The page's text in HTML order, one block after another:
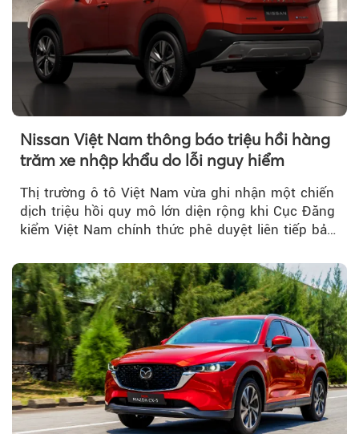
Nissan Việt Nam thông báo triệu hồi hàng
trăm xe nhập khẩu do lỗi nguy hiểm
Thị trường ô tô Việt Nam vừa ghi nhận một chiến
dịch triệu hồi quy mô lớn diện rộng khi Cục Đăng
kiểm Việt Nam chính thức phê duyệt liên tiếp bảy